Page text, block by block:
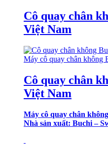
Cô quay chân
Việt Nam
Máy cô quay chân không
Cô quay chân
Việt Nam
Máy cô quay chân không
Nhà sản xuất: Buchi –